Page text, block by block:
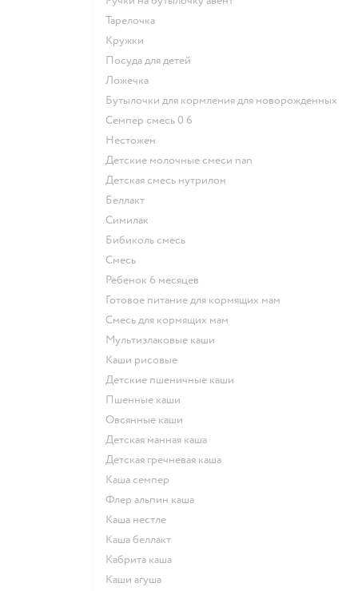
тарелочка
кружки
посуда для детей
ложечка
бутылочки для кормления для новорожденных
семпер смесь 0 6
нестожен
Детские молочные смеси nan
детская смесь нутрилон
беллакт
симилак
бибиколь смесь
смесь
ребенок 6 месяцев
готовое питание для кормящих мам
смесь для кормящих мам
Мультизлаковые каши
Каши рисовые
Детские пшеничные каши
Пшенные каши
овсянные каши
детская манная каша
детская гречневая каша
каша семпер
флер альпин каша
каша нестле
каша беллакт
кабрита каша
каши агуша